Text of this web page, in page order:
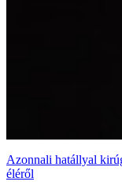
Azonnali hatállyal
éléről